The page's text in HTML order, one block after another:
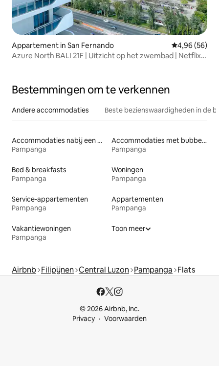
Appartement in San Fernando Gemiddelde
4,96 (56)
Azure North BALI 21F | Uitzicht op het zwembad | Netflix |
Bestemmingen om te verkennen
Andere accommodaties Beste bezienswaardigheden in de
Accommodaties nabij een meer
Pampanga
Accommodaties met bubbelbad
Pampanga
Bed & breakfasts
Pampanga
Woningen
Pampanga
Service-appartementen
Pampanga
Appartementen
Pampanga
Vakantiewoningen
Pampanga
Toon meer
Airbnb Filipijnen Central Luzon Pampanga Flats
© 2026 Airbnb, Inc.
Privacy
Voorwaarden